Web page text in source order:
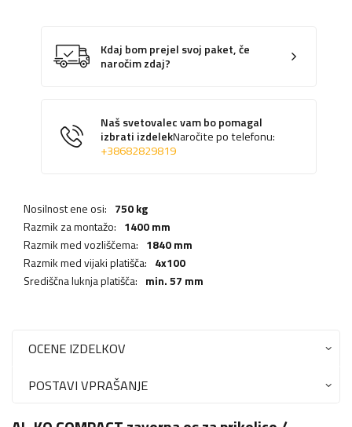
Kdaj bom prejel svoj paket, če
naročim zdaj?
Naš svetovalec vam bo pomagal
izbrati izdelekNaročite po telefonu:
+38682829819
Nosilnost ene osi: 750 kg
Razmik za montažo: 1400 mm
Razmik med vozliščema: 1840 mm
Razmik med vijaki platišča: 4x100
Središčna luknja platišča: min. 57 mm
OCENE IZDELKOV
POSTAVI VPRAŠANJE